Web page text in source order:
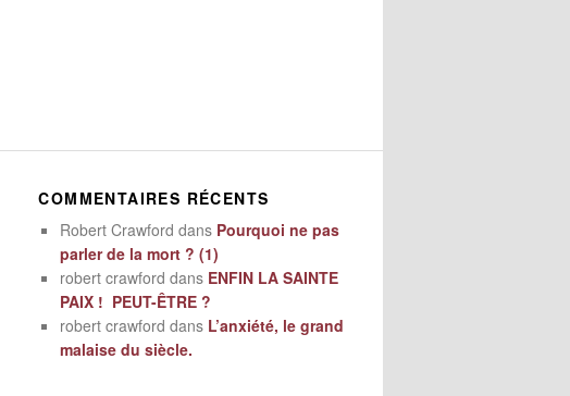
COMMENTAIRES RÉCENTS
Robert Crawford dans Pourquoi ne pas
parler de la mort ? (1)
robert crawford dans ENFIN LA SAINTE
PAIX ! PEUT-ÊTRE ?
robert crawford dans L’anxiété, le grand
malaise du siècle.